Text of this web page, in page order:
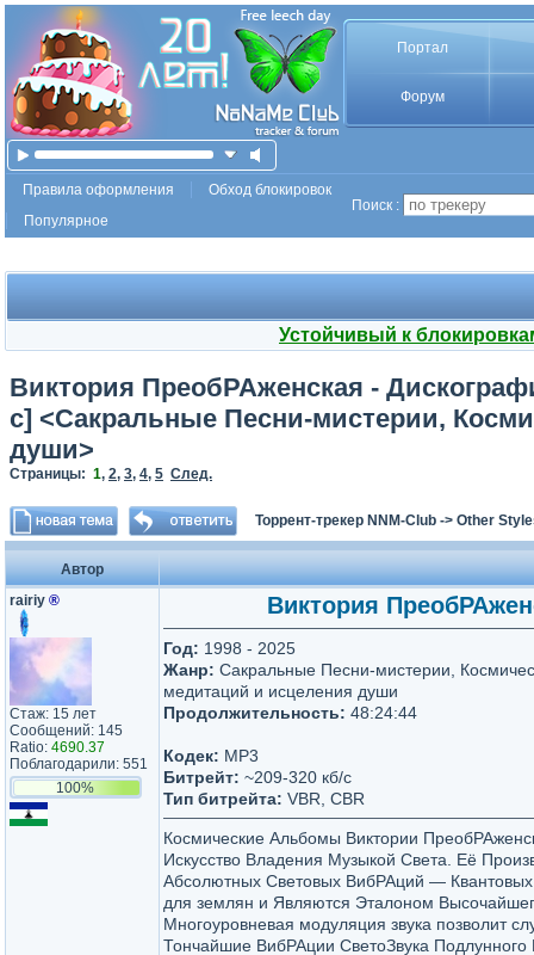
Портал
Форум
Правила оформления
Обход блокировок
Популярное
Поиск :
Устойчивый к
Виктория ПреобРАженская -
с] <Сакральные Песни-мистерии,
души>
Страницы: 1, 2, 3, 4, 5 След.
Торрент-трекер NNM-Club -> Other
Автор
rairiy ®
Стаж: 15 лет
Сообщений: 145
Ratio: 4690.37
Поблагодарили: 551
100%
Виктория
Год: 1998 - 2025
Жанр: Сакральные Песни-мистерии,
медитаций и исцеления души
Продолжительность: 48:24:44
Кодек: MP3
Битрейт: ~209-320 кб/с
Тип битрейта: VBR, CBR
Космические Альбомы Виктории
Искусство Владения Музыкой Света. Её
Абсолютных Световых ВибРАций —
для землян и Являются Эталоном
Многоуровневая модуляция звука позволит
Тончайшие ВибРАции СветоЗвука Подлунного